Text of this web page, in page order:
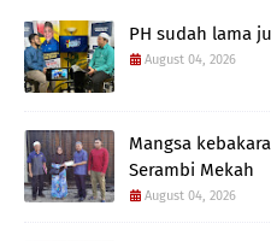
PH sudah lama
August 04, 2026
Mangsa
Serambi Mekah
August 04, 2026